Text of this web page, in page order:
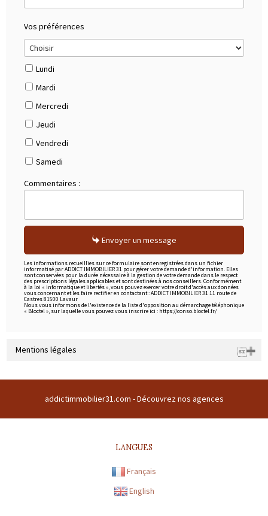
Vos préférences
Lundi
Mardi
Mercredi
Jeudi
Vendredi
Samedi
Commentaires :
Envoyer un message
Les informations recueillies sur ce formulaire sont enregistrées dans un fichier
informatisé par ADDICT IMMOBILIER 31 pour gérer votre demande d'information. Elles
sont conservées pour la durée nécessaire à la gestion de votre demande dans le respect
des prescriptions légales applicables et sont destinées à nos conseillers. Conformément
à la loi « informatique et libertés », vous pouvez exercer votre droit d'accès aux données
vous concernant et les faire rectifier en contactant : ADDICT IMMOBILIER 31 11 route de
Castres 81500 Lavaur
Nous vous informons de l'existence de la liste d'opposition au démarchage téléphonique
« Bloctel », sur laquelle vous pouvez vous inscrire ici : https://conso.bloctel.fr/
Mentions légales
Forme sociale : SARL | Numero TVA Intracommunautaire :
Capital : * | Caisse garantie financière : GALIAN | Montant garantie
addictimmobilier31.com -Découvrez nos agences
LANGUES
Français
English